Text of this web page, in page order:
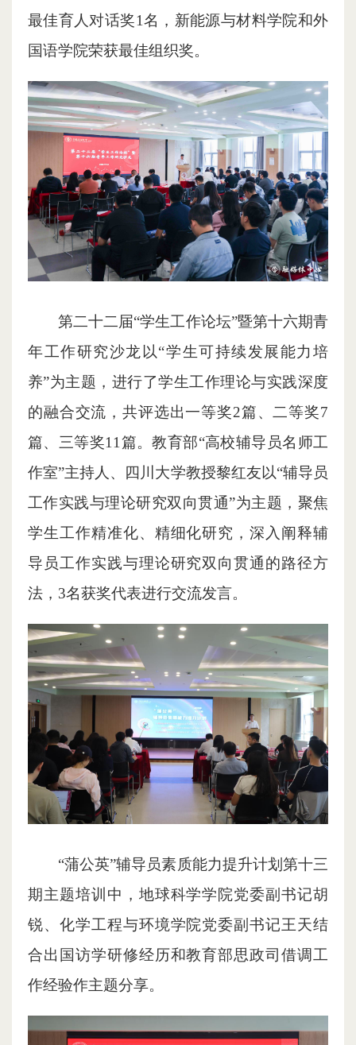
最佳育人对话奖1名，新能源与材料学院和外
国语学院荣获最佳组织奖。
第二十二届“学生工作论坛”暨第十六期青
年工作研究沙龙以“学生可持续发展能力培
养”为主题，进行了学生工作理论与实践深度
的融合交流，共评选出一等奖2篇、二等奖7
篇、三等奖11篇。教育部“高校辅导员名师工
作室”主持人、四川大学教授黎红友以“辅导员
工作实践与理论研究双向贯通”为主题，聚焦
学生工作精准化、精细化研究，深入阐释辅
导员工作实践与理论研究双向贯通的路径方
法，3名获奖代表进行交流发言。
“蒲公英”辅导员素质能力提升计划第十三
期主题培训中，地球科学学院党委副书记胡
锐、化学工程与环境学院党委副书记王天结
合出国访学研修经历和教育部思政司借调工
作经验作主题分享。